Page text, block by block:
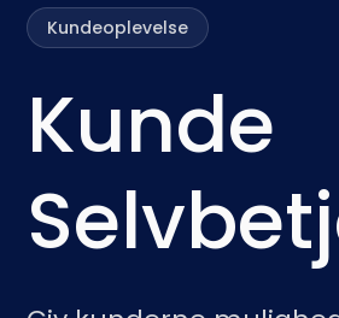
Kundeoplevelse
Kunde